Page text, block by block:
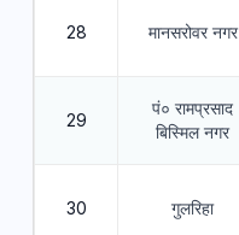
28 मानसरोवर नगर
29
पं० रामप्रसाद
बिस्मिल नगर
30 गुलरिहा